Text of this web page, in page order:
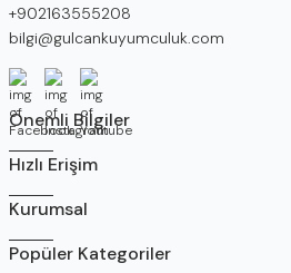
Telefon
+902163555208
E-Posta
bilgi@gulcankuyumculuk.com
Facebook
İnstagramYoutube
Önemli Bilgiler
Hızlı Erişim
Kurumsal
Popüler Kategoriler